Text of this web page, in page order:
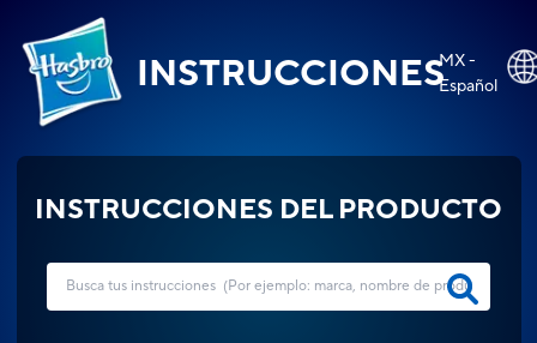
INSTRUCCIONESMX -
Español
INSTRUCCIONES DEL PRODUCTO